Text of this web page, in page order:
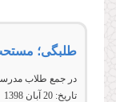
طلبگی؛
در جمع طلاب
تاریخ: 20 آبان 1398